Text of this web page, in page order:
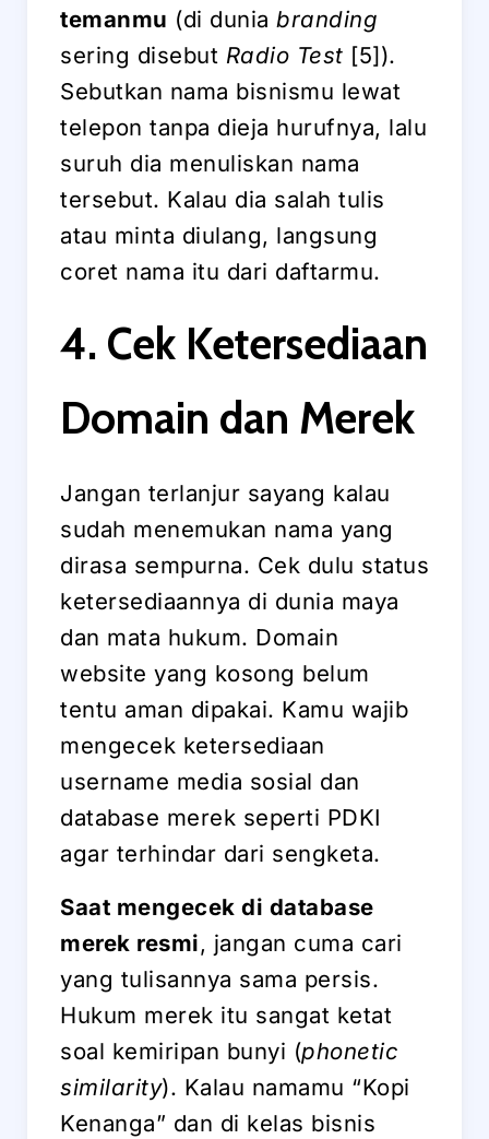
temanmu (di dunia branding
sering disebut Radio Test [5]).
Sebutkan nama bisnismu lewat
telepon tanpa dieja hurufnya, lalu
suruh dia menuliskan nama
tersebut. Kalau dia salah tulis
atau minta diulang, langsung
coret nama itu dari daftarmu.
4. Cek Ketersediaan
Domain dan Merek
Jangan terlanjur sayang kalau
sudah menemukan nama yang
dirasa sempurna. Cek dulu status
ketersediaannya di dunia maya
dan mata hukum. Domain
website yang kosong belum
tentu aman dipakai. Kamu wajib
mengecek ketersediaan
username media sosial dan
database merek seperti PDKI
agar terhindar dari sengketa.
Saat mengecek di database
merek resmi, jangan cuma cari
yang tulisannya sama persis.
Hukum merek itu sangat ketat
soal kemiripan bunyi (phonetic
similarity). Kalau namamu “Kopi
Kenanga” dan di kelas bisnis